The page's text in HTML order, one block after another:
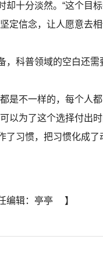
十分淡然。“这个目
定信念，让人愿意去
科普领域的空白还需
是不一样的，每个人
以为了这个选择付出
习惯，把习惯化成了
编辑：亭亭 】